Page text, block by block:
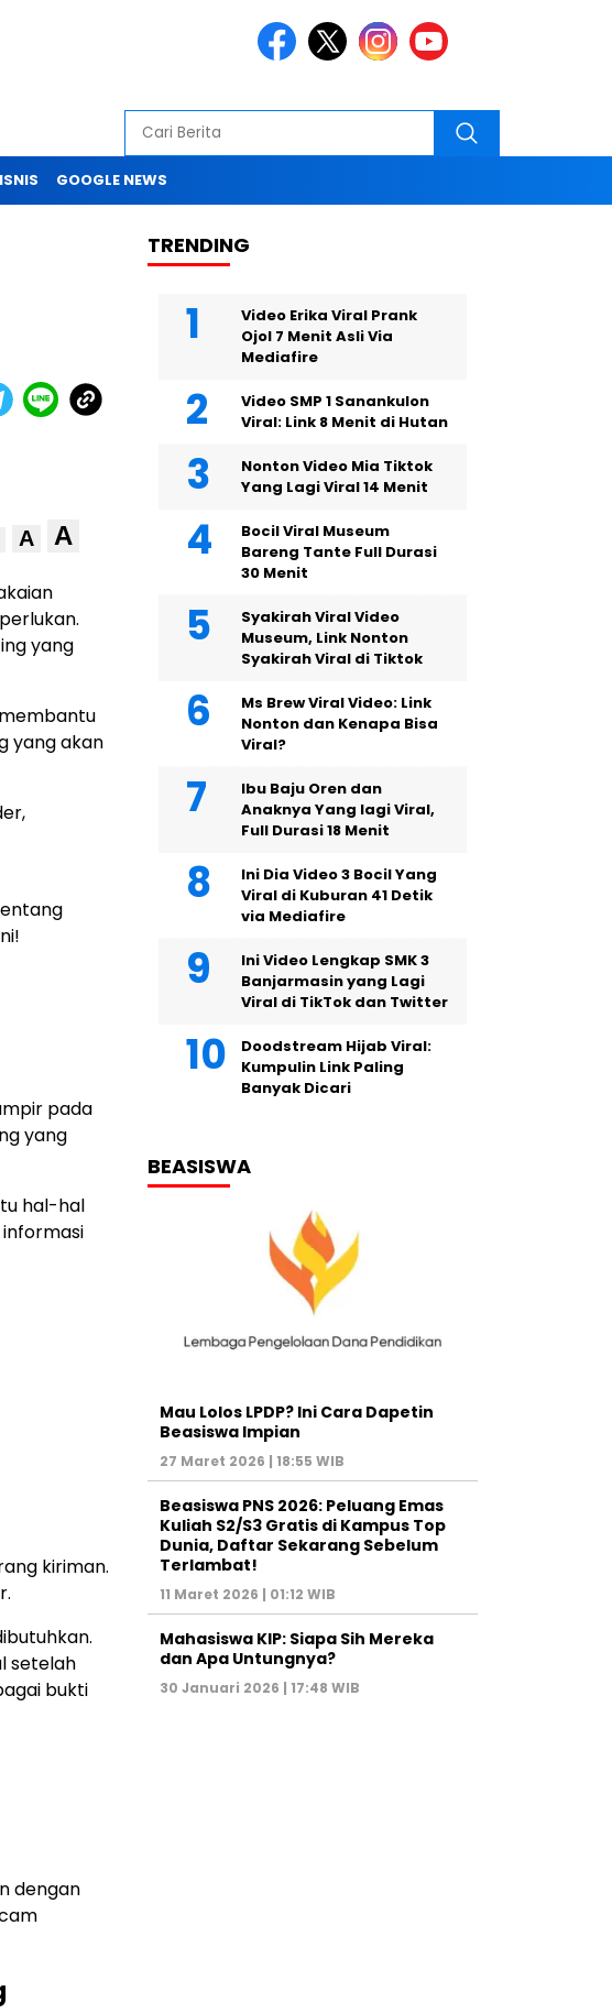
GOOGLE NEWS
A A
yang
yang akan
pada
yang
hal-hal
kiriman.
setelah
bukti
dengan
TRENDING
Video Erika Viral Prank
Ojol 7 Menit Asli Via
Mediafire
Video SMP 1 Sanankulon
Viral: Link 8 Menit di Hutan
Nonton Video Mia Tiktok
Yang Lagi Viral 14 Menit
Bocil Viral Museum
Bareng Tante Full Durasi
30 Menit
Syakirah Viral Video
Museum, Link Nonton
Syakirah Viral di Tiktok
Ms Brew Viral Video: Link
Nonton dan Kenapa Bisa
Viral?
Ibu Baju Oren dan
Anaknya Yang lagi Viral,
Full Durasi 18 Menit
Ini Dia Video 3 Bocil Yang
Viral di Kuburan 41 Detik
via Mediafire
Ini Video Lengkap SMK 3
Banjarmasin yang Lagi
Viral di TikTok dan Twitter
Doodstream Hijab Viral:
Kumpulin Link Paling
Banyak Dicari
BEASISWA
Mau Lolos LPDP? Ini Cara Dapetin
Beasiswa Impian
27 Maret 2026 | 18:55 WIB
Beasiswa PNS 2026: Peluang Emas
Kuliah S2/S3 Gratis di Kampus Top
Dunia, Daftar Sekarang Sebelum
Terlambat!
11 Maret 2026 | 01:12 WIB
Mahasiswa KIP: Siapa Sih Mereka
dan Apa Untungnya?
30 Januari 2026 | 17:48 WIB